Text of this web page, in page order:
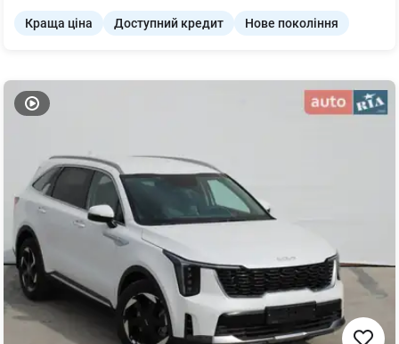
Краща ціна Доступний кредит Нове покоління